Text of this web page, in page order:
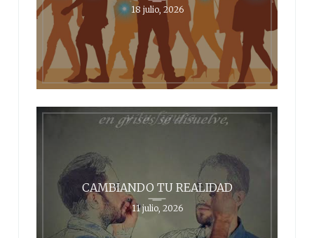
18 julio, 2026
CAMBIANDO TU REALIDAD
11 julio, 2026